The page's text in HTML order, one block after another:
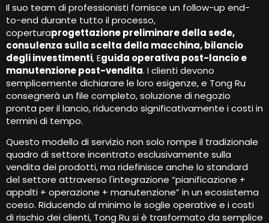
Il suo team di professionisti fornisce un follow-up end-
to-end durante tutto il processo,
coperturaprogettazione preliminare della sede,
consulenza sulla scelta della macchina, bilancio
degli investimenti, Eguida operativa post-lancio e
manutenzione post-vendita. I clienti devono
semplicemente dichiarare le loro esigenze, e Tong Ru
consegnerà un file completo, soluzione di negozio
pronta per il lancio, riducendo significativamente i costi in
termini di tempo.
Questo modello di servizio non solo rompe il tradizionale
quadro di settore incentrato esclusivamente sulla
vendita dei prodotti, ma ridefinisce anche lo standard
del settore attraverso l'integrazione “pianificazione +
appalti + operazione + manutenzione” in un ecosistema
coeso. Riducendo al minimo le soglie operative e i costi
di rischio dei clienti, Tong Ru si è trasformato da semplice